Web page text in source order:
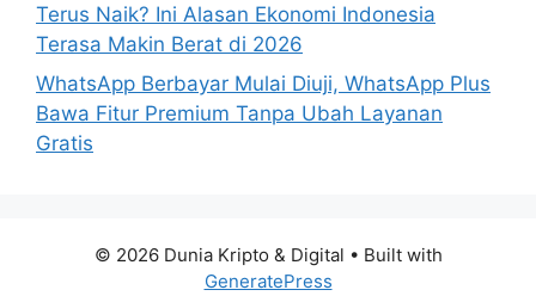
Terus Naik? Ini Alasan Ekonomi Indonesia
Terasa Makin Berat di 2026
WhatsApp Berbayar Mulai Diuji, WhatsApp Plus
Bawa Fitur Premium Tanpa Ubah Layanan
Gratis
© 2026 Dunia Kripto & Digital • Built with
GeneratePress